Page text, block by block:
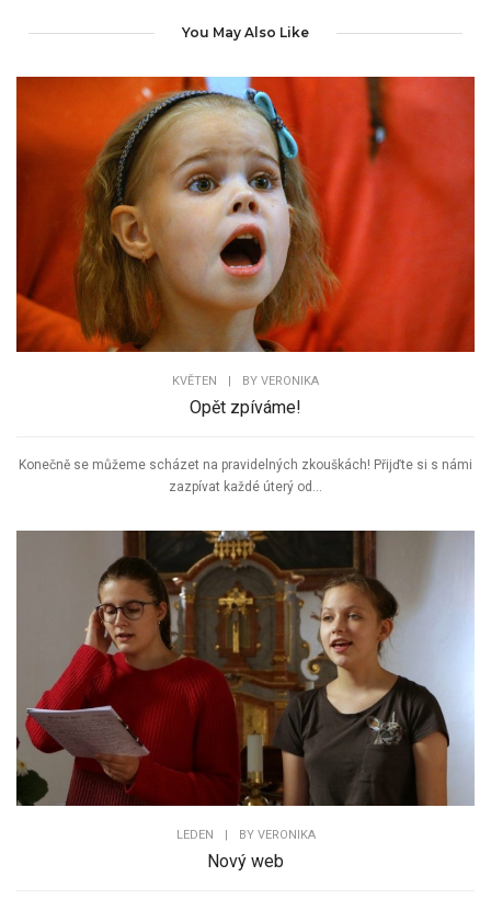
You May Also Like
KVĚTEN | BY VERONIKA
Opět zpíváme!
Konečně se můžeme scházet na pravidelných zkouškách! Přijďte si s námi
zazpívat každé úterý od...
LEDEN | BY VERONIKA
Nový web